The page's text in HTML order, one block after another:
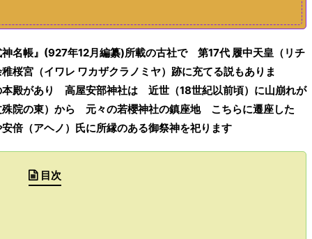
神名帳』(927年12月編纂)所載の古社で 第17代 履中天皇（リチ
桜宮（イワレ ワカザクラノミヤ）跡に充てる説もありま
本殿があり 高屋安部神社は 近世（18世紀以前頃）に山崩れが
院の東） から 元々の若櫻神社の鎮座地 こちらに遷座した
倍（アヘノ）氏に所縁のある御祭神を祀ります
目次